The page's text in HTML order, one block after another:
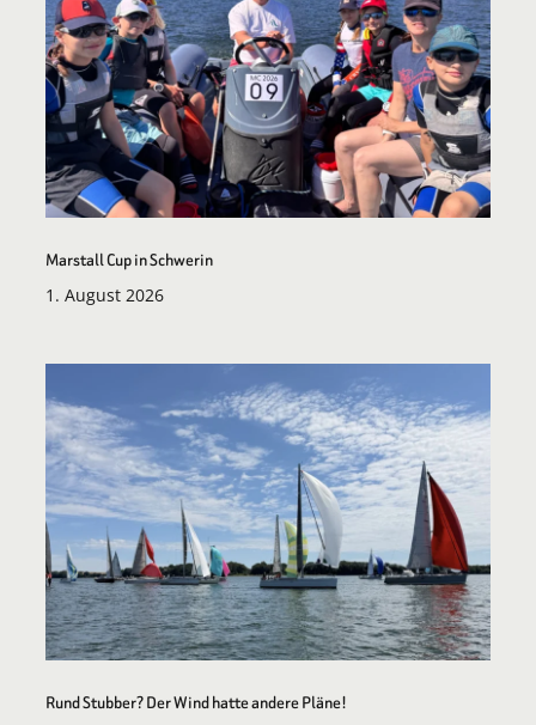
Marstall Cup in Schwerin
1. August 2026
Rund Stubber? Der Wind hatte andere Pläne!